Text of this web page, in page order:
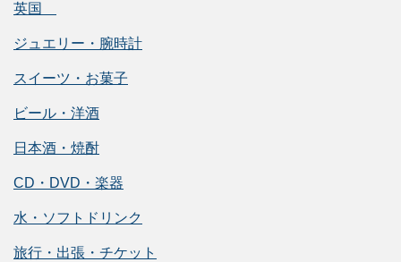
英国
ジュエリー・腕時計
スイーツ・お菓子
ビール・洋酒
日本酒・焼酎
CD・DVD・楽器
水・ソフトドリンク
旅行・出張・チケット